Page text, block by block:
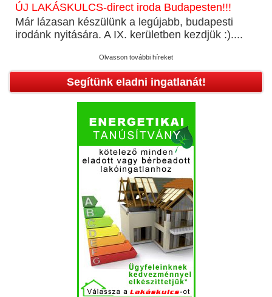
ÚJ LAKÁSKULCS-direct iroda Budapesten!!!
Már lázasan készülünk a legújabb, budapesti
irodánk nyitására. A IX. kerületben kezdjük :)....
Olvasson további híreket
Segítünk eladni ingatlanát!